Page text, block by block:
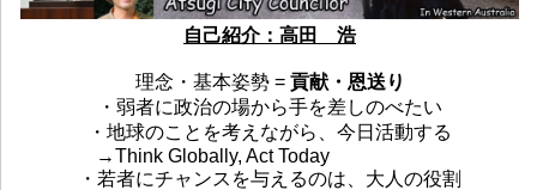
自己紹介：高田 浩
理念・基本姿勢 = 貢献・恩送り
・弱者に政治の場から手を差しのべたい
・地球のことを考えながら、今日活動する
→Think Globally, Act Today
・若者にチャンスを与えるのは、大人の役割